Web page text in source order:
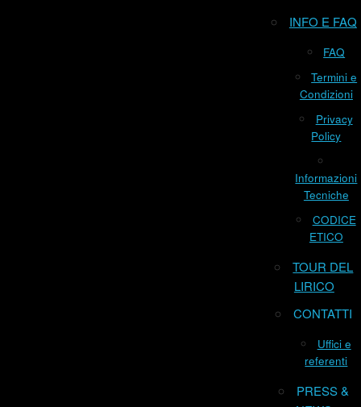
INFO E FAQ
FAQ
Termini e
Condizioni
Privacy
Policy
Informazioni
Tecniche
CODICE
ETICO
TOUR DEL
LIRICO
CONTATTI
Uffici e
referenti
PRESS &